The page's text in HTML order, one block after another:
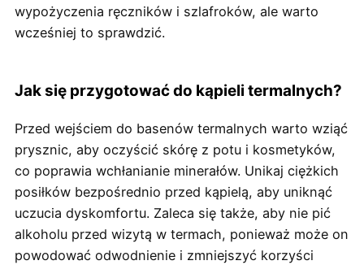
wypożyczenia ręczników i szlafroków, ale warto
wcześniej to sprawdzić.
Jak się przygotować do kąpieli termalnych?
Przed wejściem do basenów termalnych warto wziąć
prysznic, aby oczyścić skórę z potu i kosmetyków,
co poprawia wchłanianie minerałów. Unikaj ciężkich
posiłków bezpośrednio przed kąpielą, aby uniknąć
uczucia dyskomfortu. Zaleca się także, aby nie pić
alkoholu przed wizytą w termach, ponieważ może on
powodować odwodnienie i zmniejszyć korzyści